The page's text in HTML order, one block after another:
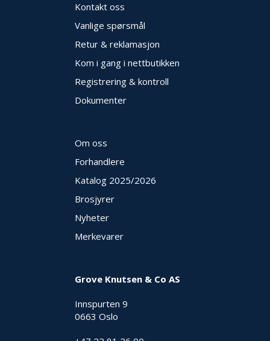
Kontakt oss
Vanlige spørsmål
Retur & reklamasjon
Kom i gang i nettbutikken
Registrering & kontroll
Dokumenter
Om oss
Forhandlere
Katalog 2025/2026
Brosjyrer
Nyheter
Merkevarer
Grove Knutsen & Co AS
Innspurten 9
0663 Oslo